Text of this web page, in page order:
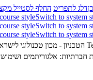
דלג לתפריט החלף לסטייל
styleSwitch to system
styleSwitch to system
styleSwitch to system
ברשתות חברתיות: אלגוריתמים